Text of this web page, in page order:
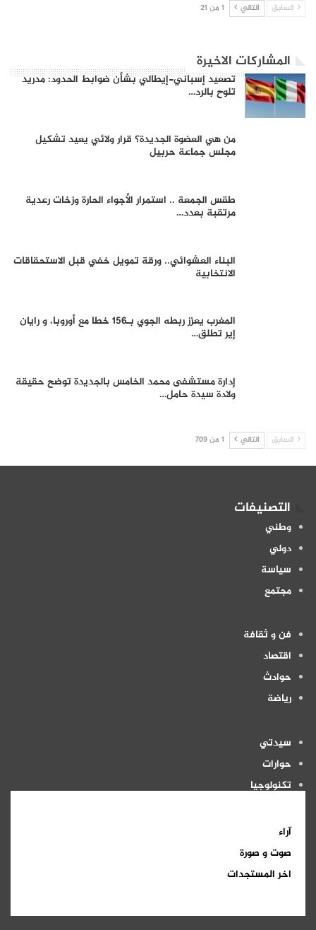
السابق التالي 1 من 21
المشاركات الاخيرة
تصعيد إسباني-إيطالي بشأن ضوابط الحدود: مدريد
تلوح بالرد…
من هي العضوة الجديدة؟ قرار ولائي يعيد تشكيل
مجلس جماعة حربيل
طقس الجمعة .. استمرار الأجواء الحارة وزخات رعدية
مرتقبة بعدد…
البناء العشوائي.. ورقة تمويل خفي قبل الاستحقاقات
الانتخابية
المغرب يعزز ربطه الجوي بـ156 خطا مع أوروبا، و رايان
إير تطلق…
إدارة مستشفى محمد الخامس بالجديدة توضح حقيقة
ولادة سيدة حامل…
السابق التالي 1 من 709
التصنيفات
وطني
دولي
سياسة
مجتمع
فن و ثقافة
اقتصاد
حوادث
رياضة
سيدتي
حوارات
تكنولوجيا
آراء
صوت و صورة
اخر المستجدات